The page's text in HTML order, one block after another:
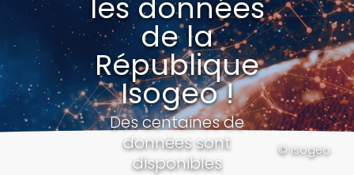
de la
République
Isogeo !
Des centaines de
données sont
disponibles
© Isogeo